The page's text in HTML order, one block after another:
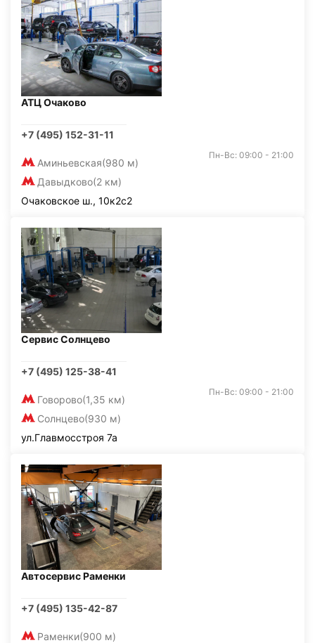
АТЦ Очаково
+7 (495) 152-31-11
Аминьевская(980 м)
Давыдково(2 км)
Пн-Вс: 09:00 - 21:00
Очаковское ш., 10к2с2
Сервис Солнцево
+7 (495) 125-38-41
Говорово(1,35 км)
Солнцево(930 м)
Пн-Вс: 09:00 - 21:00
ул.Главмосстроя 7а
Автосервис Раменки
+7 (495) 135-42-87
Раменки(900 м)